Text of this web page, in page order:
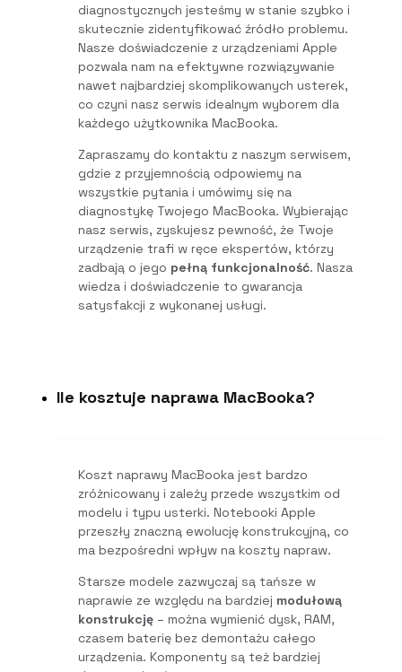
diagnostycznych jesteśmy w stanie szybko i
skutecznie zidentyfikować źródło problemu.
Nasze doświadczenie z urządzeniami Apple
pozwala nam na efektywne rozwiązywanie
nawet najbardziej skomplikowanych usterek,
co czyni nasz serwis idealnym wyborem dla
każdego użytkownika MacBooka.
Zapraszamy do kontaktu z naszym serwisem,
gdzie z przyjemnością odpowiemy na
wszystkie pytania i umówimy się na
diagnostykę Twojego MacBooka. Wybierając
nasz serwis, zyskujesz pewność, że Twoje
urządzenie trafi w ręce ekspertów, którzy
zadbają o jego pełną funkcjonalność. Nasza
wiedza i doświadczenie to gwarancja
satysfakcji z wykonanej usługi.
Ile kosztuje naprawa MacBooka?
Koszt naprawy MacBooka jest bardzo
zróżnicowany i zależy przede wszystkim od
modelu i typu usterki. Notebooki Apple
przeszły znaczną ewolucję konstrukcyjną, co
ma bezpośredni wpływ na koszty napraw.
Starsze modele zazwyczaj są tańsze w
naprawie ze względu na bardziej modułową
konstrukcję – można wymienić dysk, RAM,
czasem baterię bez demontażu całego
urządzenia. Komponenty są też bardziej